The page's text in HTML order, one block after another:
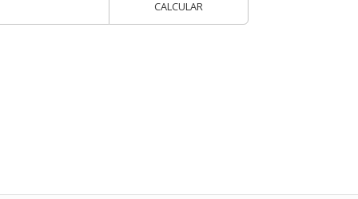
CALCULAR